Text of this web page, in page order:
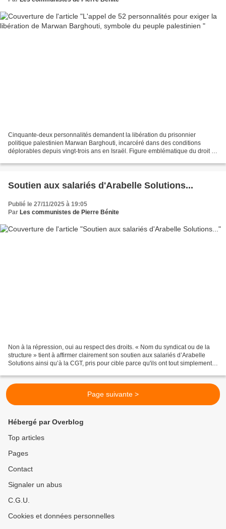
Cinquante-deux personnalités demandent la libération du prisonnier
politique palestinien Marwan Barghouti, incarcéré dans des conditions
déplorables depuis vingt-trois ans en Israël. Figure emblématique du droit à
Soutien aux salariés d'Arabelle Solutions...
Publié le 27/11/2025 à 19:05
Par Les communistes de Pierre Bénite
Non à la répression, oui au respect des droits. « Nom du syndicat ou de la
structure » tient à affirmer clairement son soutien aux salariés d’Arabelle
Solutions ainsi qu’à la CGT, pris pour cible parce qu'ils ont tout simplement
Page suivante >
Hébergé par Overblog
Top articles
Pages
Contact
Signaler un abus
C.G.U.
Cookies et données personnelles